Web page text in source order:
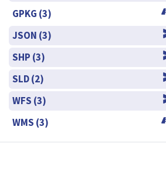
GPKG (3)
JSON (3)
SHP (3)
SLD (2)
WFS (3)
WMS (3)